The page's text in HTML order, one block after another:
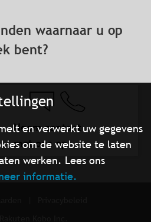
en verwerkt uw gegevens
om de website te laten
werken. Lees ons
informatie.
waarnaar u op
bent?
Neem contact
met ons op